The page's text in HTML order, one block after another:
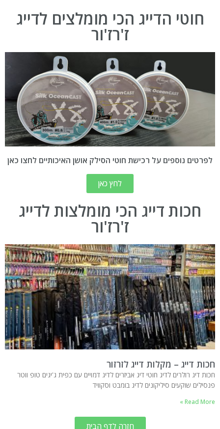
חוטי הדייג הכי מומלצים לדייג
ז'רז'ור
לפרטים נוספים על רכישת חוטי הסילק אושן האיכותיים לחצו כאן
לחץ כאן
חכות דייג הכי מומלצות לדייג
ז'רז'ור
חכות דייג – מקלות דייג לזרזור
חכות דיג רולרים לדיג חוטי דיג אביזרים לדיג דמויים עם כפית ג'יגים טופ ווטר
פנסילים שוקעים סיליקונים לדיג בומבט וסקוויד
Read More »
חזרה לדף הבית